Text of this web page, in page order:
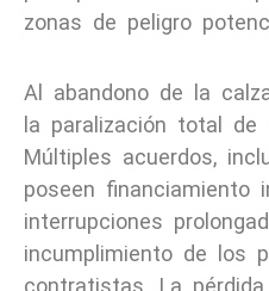
zonas de peligro
Al abandono de la
la paralización total de
Múltiples acuerdos,
poseen financiamiento
interrupciones
incumplimiento de los
contratistas. La